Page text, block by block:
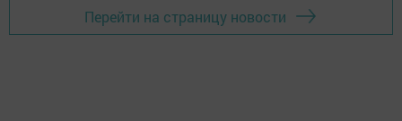
Перейти на страницу новости